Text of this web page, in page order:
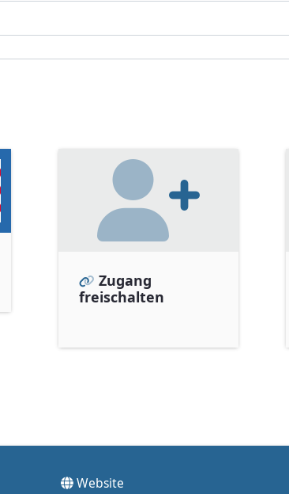
Zugang
freischalten
Website